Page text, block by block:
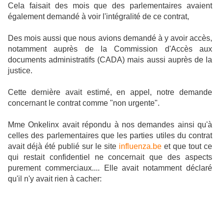
Cela faisait des mois que des parlementaires avaient
également demandé à voir l'intégralité de ce contrat,
Des mois aussi que nous avions demandé à y avoir accès,
notamment auprès de la Commission d'Accès aux
documents administratifs (CADA) mais aussi auprès de la
justice.
Cette dernière avait estimé, en appel, notre demande
concernant le contrat comme "non urgente".
Mme Onkelinx avait répondu à nos demandes ainsi qu'à
celles des parlementaires que les parties utiles du contrat
avait déjà été publié sur le site influenza.be et que tout ce
qui restait confidentiel ne concernait que des aspects
purement commerciaux.... Elle avait notamment déclaré
qu'il n'y avait rien à cacher: